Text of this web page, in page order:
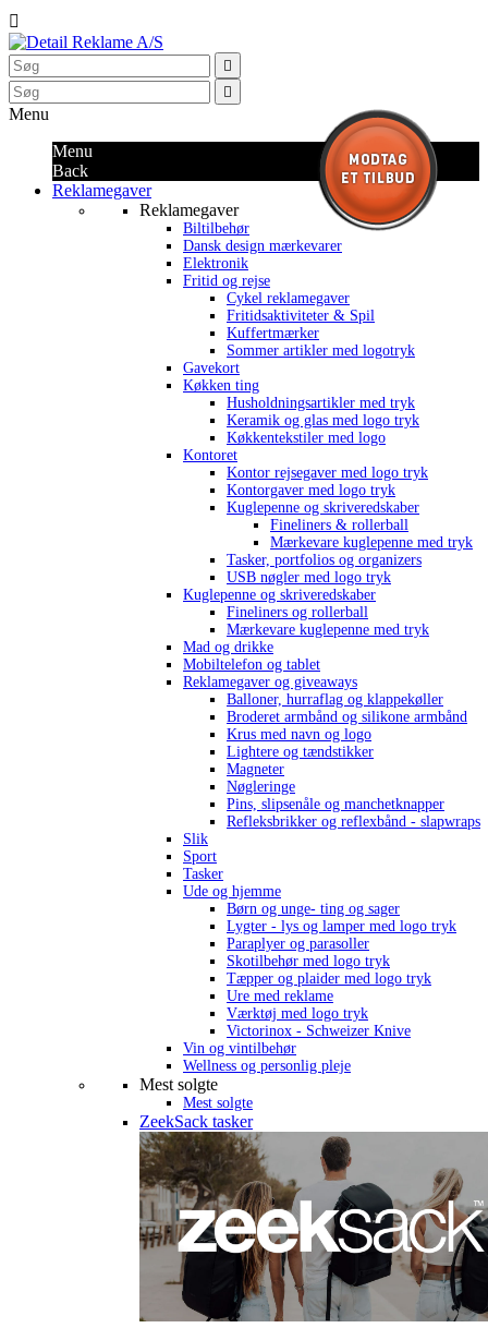



Menu
Menu
Back
Reklamegaver
Reklamegaver
Biltilbehør
Dansk design mærkevarer
Elektronik
Fritid og rejse
Cykel reklamegaver
Fritidsaktiviteter & Spil
Kuffertmærker
Sommer artikler med logotryk
Gavekort
Køkken ting
Husholdningsartikler med tryk
Keramik og glas med logo tryk
Køkkentekstiler med logo
Kontoret
Kontor rejsegaver med logo tryk
Kontorgaver med logo tryk
Kuglepenne og skriveredskaber
Fineliners & rollerball
Mærkevare kuglepenne med tryk
Tasker, portfolios og organizers
USB nøgler med logo tryk
Kuglepenne og skriveredskaber
Fineliners og rollerball
Mærkevare kuglepenne med tryk
Mad og drikke
Mobiltelefon og tablet
Reklamegaver og giveaways
Balloner, hurraflag og klappekøller
Broderet armbånd og silikone armbånd
Krus med navn og logo
Lightere og tændstikker
Magneter
Nøgleringe
Pins, slipsenåle og manchetknapper
Refleksbrikker og reflexbånd - slapwraps
Slik
Sport
Tasker
Ude og hjemme
Børn og unge- ting og sager
Lygter - lys og lamper med logo tryk
Paraplyer og parasoller
Skotilbehør med logo tryk
Tæpper og plaider med logo tryk
Ure med reklame
Værktøj med logo tryk
Victorinox - Schweizer Knive
Vin og vintilbehør
Wellness og personlig pleje
Mest solgte
Mest solgte
ZeekSack tasker